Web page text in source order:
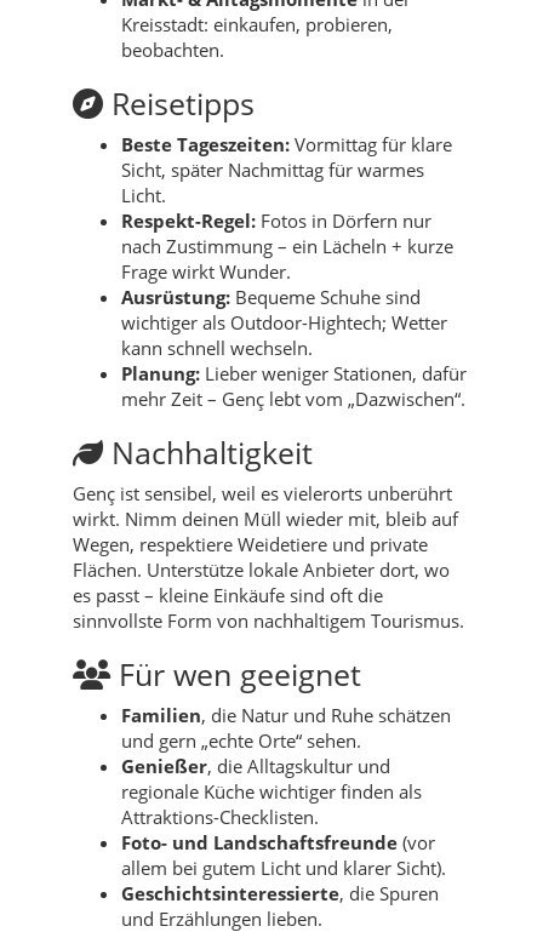
Kreisstadt: einkaufen, probieren,
beobachten.
Reisetipps
Beste Tageszeiten: Vormittag für klare
Sicht, später Nachmittag für warmes
Licht.
Respekt-Regel: Fotos in Dörfern nur
nach Zustimmung – ein Lächeln + kurze
Frage wirkt Wunder.
Ausrüstung: Bequeme Schuhe sind
wichtiger als Outdoor-Hightech; Wetter
kann schnell wechseln.
Planung: Lieber weniger Stationen, dafür
mehr Zeit – Genç lebt vom „Dazwischen“.
Nachhaltigkeit
Genç ist sensibel, weil es vielerorts unberührt
wirkt. Nimm deinen Müll wieder mit, bleib auf
Wegen, respektiere Weidetiere und private
Flächen. Unterstütze lokale Anbieter dort, wo
es passt – kleine Einkäufe sind oft die
sinnvollste Form von nachhaltigem Tourismus.
Für wen geeignet
Familien, die Natur und Ruhe schätzen
und gern „echte Orte“ sehen.
Genießer, die Alltagskultur und
regionale Küche wichtiger finden als
Attraktions-Checklisten.
Foto- und Landschaftsfreunde (vor
allem bei gutem Licht und klarer Sicht).
Geschichtsinteressierte, die Spuren
und Erzählungen lieben.